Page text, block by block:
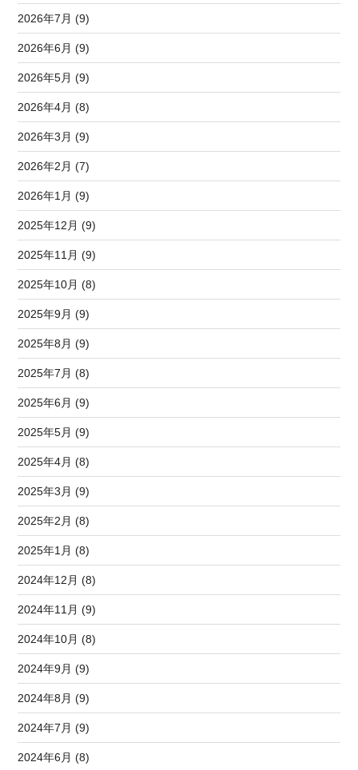
2026年7月 (9)
2026年6月 (9)
2026年5月 (9)
2026年4月 (8)
2026年3月 (9)
2026年2月 (7)
2026年1月 (9)
2025年12月 (9)
2025年11月 (9)
2025年10月 (8)
2025年9月 (9)
2025年8月 (9)
2025年7月 (8)
2025年6月 (9)
2025年5月 (9)
2025年4月 (8)
2025年3月 (9)
2025年2月 (8)
2025年1月 (8)
2024年12月 (8)
2024年11月 (9)
2024年10月 (8)
2024年9月 (9)
2024年8月 (9)
2024年7月 (9)
2024年6月 (8)